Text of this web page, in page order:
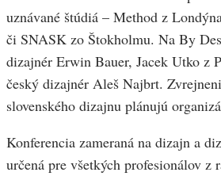
uznávané štúdiá – Method z
či SNASK zo Štokholmu. Na By
dizajnér Erwin Bauer, Jacek Utko z
český dizajnér Aleš Najbrt.
slovenského dizajnu plánujú
Konferencia zameraná na dizajn a
určená pre všetkých profesionálov z